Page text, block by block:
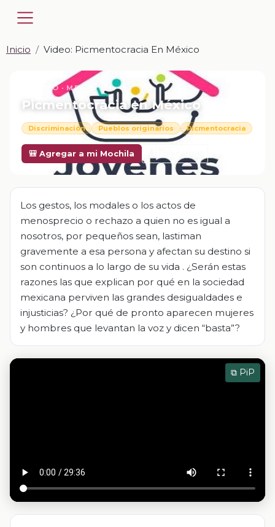
Inicio Video: Picmentocracia En México
📎 VIDEO · MP4
Picmentocracia en México
Discriminación Pueblos originarios Picmentocracia
🎒 Agregar a mi Mochila
Los gestos, los modales o los actos de
menosprecio o rechazo a quien no es igual a
nosotros, por pequeños sean, lastiman
gravemente a esa persona y afectan su destino si
son continuos a lo largo de su vida . ¿Serán estas
razones las que explican por qué en la sociedad
mexicana perviven las grandes desigualdades e
injusticias? ¿Por qué de pronto aparecen mujeres
y hombres que levantan la voz y dicen “basta”?
⧉ PiP